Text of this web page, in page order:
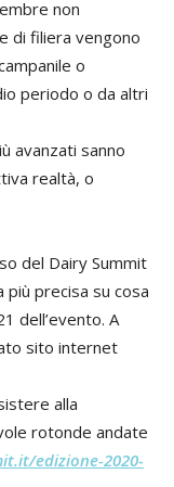
non
di filiera vengono
o
periodo o da altri
avanzati sanno
realtà, o
del Dairy Summit
più precisa su cosa
dell’evento. A
sito internet
alla
rotonde andate
edizione-2020-